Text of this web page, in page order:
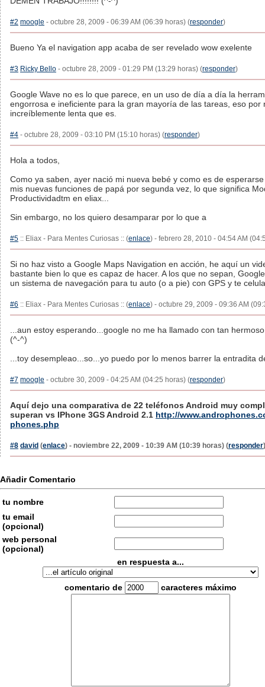
#2 moogle - octubre 28, 2009 - 06:39 AM (06:39 horas) (responder)
Bueno Ya el navigation app acaba de ser revelado wow exelente
#3 Ricky Bello - octubre 28, 2009 - 01:29 PM (13:29 horas) (responder)
Google Wave no es lo que parece, en un uso de día a día la
engorrosa e ineficiente para la gran mayoría de las tareas, eso por
increíblemente lenta que es.
#4 - octubre 28, 2009 - 03:10 PM (15:10 horas) (responder)
Hola a todos,
Como ya saben, ayer nació mi nueva bebé y como es de
mis nuevas funciones de papá por segunda vez, lo que significa
Productividadtm en eliax...
Sin embargo, no los quiero desamparar por lo que a
#5 :: Eliax - Para Mentes Curiosas :: (enlace) - febrero 28, 2010 - 04:54 AM
Si no haz visto a Google Maps Navigation en acción, he aquí un
bastante bien lo que es capaz de hacer. A los que no sepan,
un sistema de navegación para tu auto (o a pie) con GPS y te
#6 :: Eliax - Para Mentes Curiosas :: (enlace) - octubre 29, 2009 - 09:36 AM
...aun estoy esperando...google no me ha llamado con tan
(^-^)
...toy desempleao...so...yo puedo por lo menos barrer la entradita
#7 moogle - octubre 30, 2009 - 04:25 AM (04:25 horas) (responder)
Aquí dejo una comparativa de 22 teléfonos Android muy
superan vs IPhone 3GS Android 2.1 http://
phones.php
#8 david (enlace) - noviembre 22, 2009 - 10:39 AM (10:39 horas) (responder)
Añadir Comentario
tu nombre
tu email
(opcional)
web personal
(opcional)
en respuesta a...
comentario de caracteres máximo